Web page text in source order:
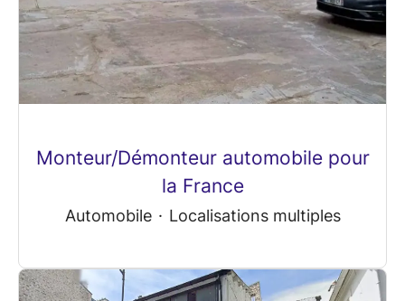
Monteur/Démonteur automobile pour
la France
Automobile · Localisations multiples